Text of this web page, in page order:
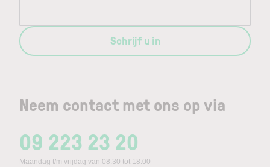
Neem contact met ons op via
09 223 23 20
Maandag t/m vrijdag van 08:30 tot 18:00
Schrijf u in